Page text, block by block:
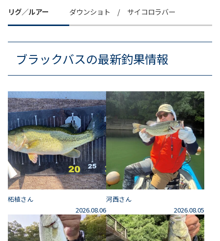
リグ／ルアー ダウンショト / サイコロラバー
ブラックバスの最新釣果情報
柘植さん
2026.08.06
河西さん
2026.08.05